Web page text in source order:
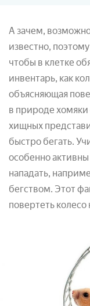
А зачем,
известно,
чтобы в клетке
инвентарь, как
объясняющая
в природе
хищных
быстро бегать.
особенно
нападать,
бегством. Этот
повертеть колесо